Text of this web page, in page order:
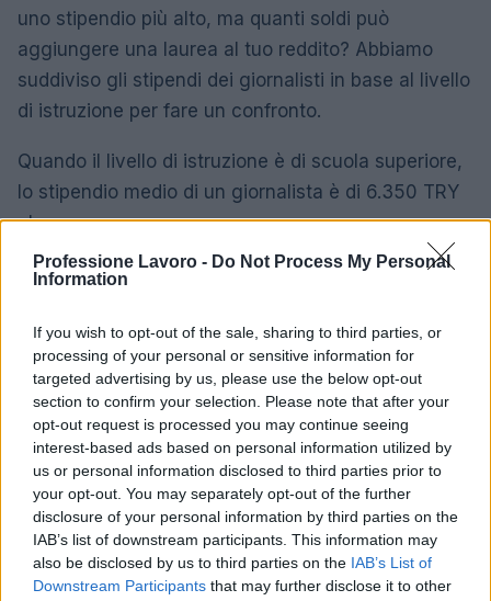
Professione Lavoro - Do Not Process My Personal
Information
If you wish to opt-out of the sale, sharing to third parties, or
processing of your personal or sensitive information for
targeted advertising by us, please use the below opt-out
section to confirm your selection. Please note that after your
opt-out request is processed you may continue seeing
interest-based ads based on personal information utilized by
us or personal information disclosed to third parties prior to
your opt-out. You may separately opt-out of the further
disclosure of your personal information by third parties on the
IAB’s list of downstream participants. This information may
also be disclosed by us to third parties on the IAB’s List of
Downstream Participants that may further disclose it to other
uno stipendio più alto, ma quanti soldi può
aggiungere una laurea al tuo reddito? Abbiamo
suddiviso gli stipendi dei giornalisti in base al livello
di istruzione per fare un confronto.
Quando il livello di istruzione è di scuola superiore,
lo stipendio medio di un giornalista è di 6.350 TRY
al mese.
Mentre qualcuno con un certificato o un diploma
più rispetto a qualcuno che ha una laurea.
Un diploma di laurea ottiene al suo titolare uno
stipendio medio di 10.300 TRY al mese, il 41% in
più rispetto a chi ha un certificato o un diploma.
I professionisti in possesso di una laurea magistrale
vengono ricompensati con uno stipendio medio di
13.200 TRY al mese, il 29% in più rispetto a chi ha
una laurea.